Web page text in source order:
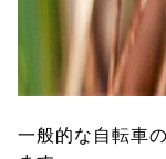
一般的な自転車